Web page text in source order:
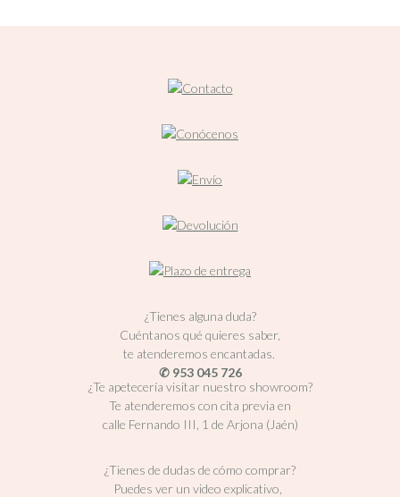
¿Tienes alguna duda?
Cuéntanos qué quieres saber,
te atenderemos encantadas.
✆ 953 045 726
¿Te apetecería visitar nuestro showroom?
Te atenderemos con cita previa en
calle Fernando III, 1 de Arjona (Jaén)
¿Tienes de dudas de cómo comprar?
Puedes ver un video explicativo,